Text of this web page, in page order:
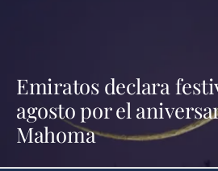
Emiratos declara
agosto por el
Mahoma